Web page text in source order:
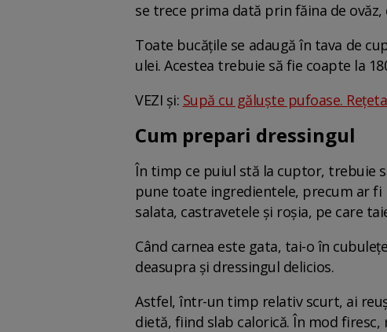
se trece prima dată prin făina de
Toate bucățile se adaugă în tava de
ulei. Acestea trebuie să fie coapte la
VEZI și: Supă cu găluște pufoase.
Cum prepari dressingul
În timp ce puiul stă la cuptor, trebuie
pune toate ingredientele, precum ar fi
salata, castravetele și roșia, pe care
Când carnea este gata, tai-o în
deasupra și dressingul delicios.
Astfel, într-un timp relativ scurt, ai
dietă, fiind slab calorică. În mod